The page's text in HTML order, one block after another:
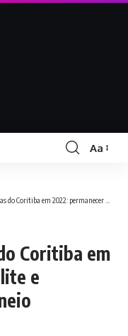
Aa
permanecer na elite e conseguir vaga em torneio internacional
Coritiba em
e